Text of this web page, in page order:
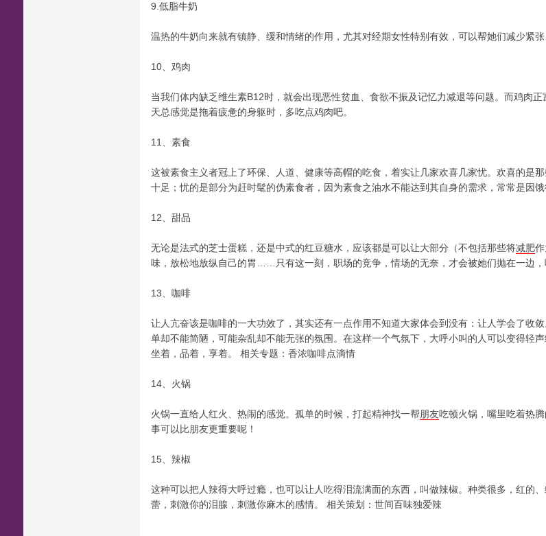
9.低脂牛奶
温热的牛奶向来就有镇静、缓和情绪的作用，尤其对经期女性特别有效，可以帮她们减少紧
10、鸡肉
当我们体内缺乏维生素B12时，就会出现恶性贫血、食欲不振及记忆力减退等问题。而鸡肉
天总感觉是拖着疲惫的身躯时，多吃点鸡肉吧。
11、素食
这被素食主义者冠上了环保、人道、健康等高帽的吃食，着实让几家欢喜几家忧。欢喜的是
十足；忧的是部分为赶时髦的伪素食者，因为素食之油水不能达到其自身的需求，常常是因
12、甜品
无论是法式的芝士蛋糕，还是中式的红豆糖水，应该都是可以让大部分（不包括那些将减肥
味，放松地放纵自己的胃……只有这一刻，职场的竞争，情场的无奈，才会被她们抛在一边，
13、咖啡
让人亢奋该是咖啡的一大功效了，其实还有一点作用不知道大家体会到没有：让人学会了收
单却不能简陋，可能杂乱却不能无张的氛围。在这样一个气氛下，大呼小叫的人可以变得轻
坐着，品着，享着。 相关专题：香浓咖啡点滴情
14、火锅
火锅一直给人红火、热闹的感觉。孤单的时候，打起精神找一帮朋友吃顿火锅，嘴里吃着热
事可以比朋友更重要呢！
15、辣椒
这种可以把人辣得大呼过瘾，也可以让人吃得泪流满面的东西，叫做辣椒。种类很多，红
蕾，刺激你的泪腺，刺激你麻木的感情。 相关策划：世间百味独爱辣